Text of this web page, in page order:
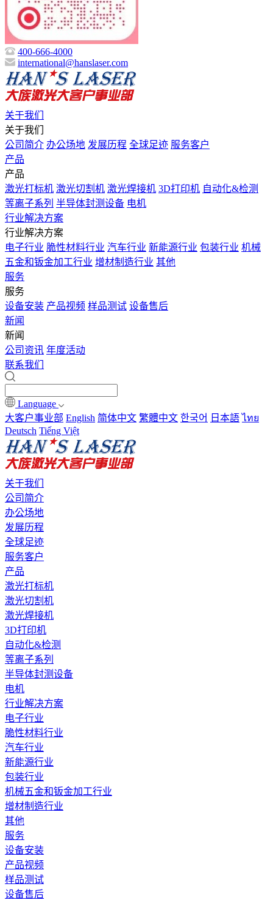
400-666-4000
international@hanslaser.com
关于我们
关于我们
公司简介 办公场地 发展历程 全球足迹 服务客户
产品
产品
激光打标机 激光切割机 激光焊接机 3D打印机 自动化&检测
等离子系列 半导体封测设备 电机
行业解决方案
行业解决方案
电子行业 脆性材料行业 汽车行业 新能源行业 包装行业 机械
五金和钣金加工行业 增材制造行业 其他
服务
服务
设备安装 产品视频 样品测试 设备售后
新闻
新闻
公司资讯 年度活动
联系我们
Language
大客户事业部 English 简体中文 繁體中文 한국어 日本語 ไทย
Deutsch Tiếng Việt
关于我们
公司简介
办公场地
发展历程
全球足迹
服务客户
产品
激光打标机
激光切割机
激光焊接机
3D打印机
自动化&检测
等离子系列
半导体封测设备
电机
行业解决方案
电子行业
脆性材料行业
汽车行业
新能源行业
包装行业
机械五金和钣金加工行业
增材制造行业
其他
服务
设备安装
产品视频
样品测试
设备售后